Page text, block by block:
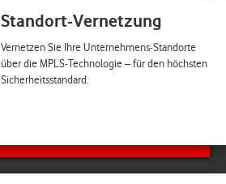
Standort-Vernetzung
Vernetzen Sie Ihre Unternehmens-Standorte
über die MPLS-Technologie – für den höchsten
Sicherheitsstandard.